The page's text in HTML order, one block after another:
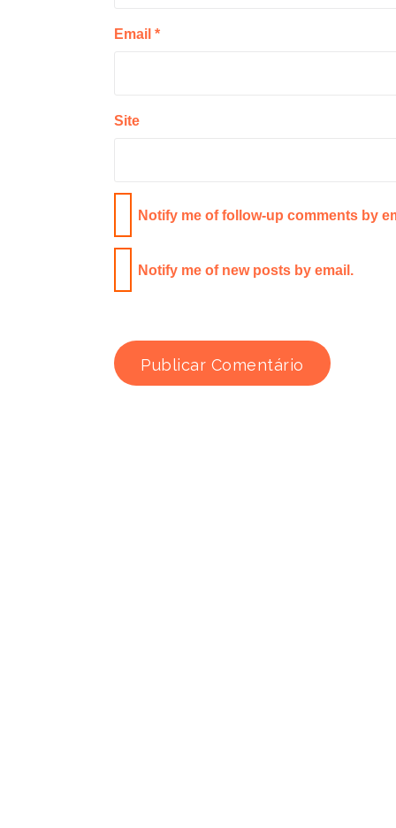
Email *
Site
Notify me of follow-up comments by
Notify me of new posts by email.